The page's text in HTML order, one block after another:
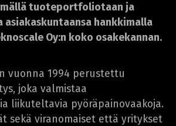
tuoteportfoliotaan ja
asiakaskuntaansa hankkimalla
Oy:n koko osakekannan.
vuonna 1994 perustettu
joka valmistaa
liikuteltavia pyöräpainovaakoja.
sekä viranomaiset että yritykset